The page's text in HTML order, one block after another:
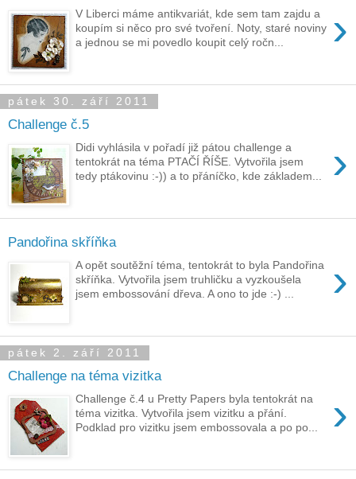
›
V Liberci máme antikvariát, kde sem tam zajdu a
koupím si něco pro své tvoření. Noty, staré noviny
a jednou se mi povedlo koupit celý ročn...
pátek 30. září 2011
Challenge č.5
›
Didi vyhlásila v pořadí již pátou challenge a
tentokrát na téma PTAČÍ ŘÍŠE. Vytvořila jsem
tedy ptákovinu :-)) a to přáníčko, kde základem...
Pandořina skříňka
›
A opět soutěžní téma, tentokrát to byla Pandořina
skříňka. Vytvořila jsem truhličku a vyzkoušela
jsem embossování dřeva. A ono to jde :-) ...
pátek 2. září 2011
Challenge na téma vizitka
›
Challenge č.4 u Pretty Papers byla tentokrát na
téma vizitka. Vytvořila jsem vizitku a přání.
Podklad pro vizitku jsem embossovala a po po...